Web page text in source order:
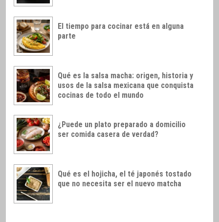
El tiempo para cocinar está en alguna
parte
Qué es la salsa macha: origen, historia y
usos de la salsa mexicana que conquista
cocinas de todo el mundo
¿Puede un plato preparado a domicilio
ser comida casera de verdad?
Qué es el hojicha, el té japonés tostado
que no necesita ser el nuevo matcha